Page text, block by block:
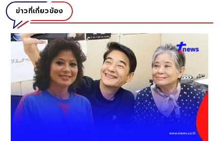
ข่าวที่เกี่ยวข้อง